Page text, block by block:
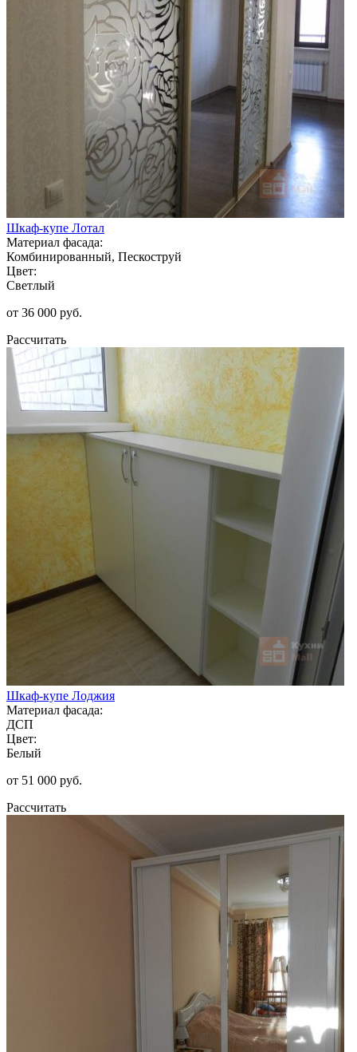
Шкаф-купе Лотал
Материал фасада:
Комбинированный, Пескоструй
Цвет:
Светлый
от 36 000 руб.
Рассчитать
Шкаф-купе Лоджия
Материал фасада:
ДСП
Цвет:
Белый
от 51 000 руб.
Рассчитать